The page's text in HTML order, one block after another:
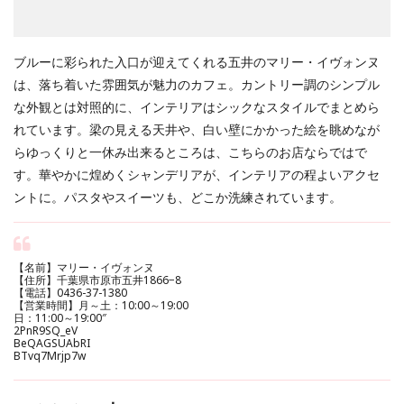
ブルーに彩られた入口が迎えてくれる五井のマリー・イヴォンヌ
は、落ち着いた雰囲気が魅力のカフェ。カントリー調のシンプル
な外観とは対照的に、インテリアはシックなスタイルでまとめら
れています。梁の見える天井や、白い壁にかかった絵を眺めなが
らゆっくりと一休み出来るところは、こちらのお店ならではで
す。華やかに煌めくシャンデリアが、インテリアの程よいアクセ
ントに。パスタやスイーツも、どこか洗練されています。
【名前】マリー・イヴォンヌ
【住所】千葉県市原市五井1866−8
【電話】0436-37-1380
【営業時間】月～土：10:00～19:00
日：11:00～19:00″
2PnR9SQ_eV
BeQAGSUAbRI
BTvq7Mrjp7w